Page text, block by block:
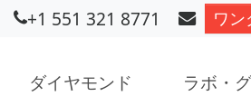
+1 551 321 8771 ワ
ダイヤモンド ラボ・